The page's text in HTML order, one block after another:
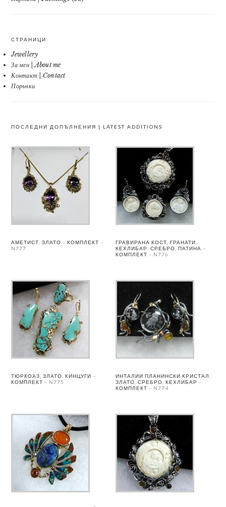
СТРАНИЦИ
Jewellery
За мен | About me
Контакт | Contact
Поръчки
ПОСЛЕДНИ ДОПЪЛНЕНИЯ | LATEST ADDITIONS
АМЕТИСТ, ЗЛАТО – КОМПЛЕКТ –
N777
ГРАВИРАНА КОСТ, ГРАНАТИ,
КЕХЛИБАР, СРЕБРО, ПАТИНА –
КОМПЛЕКТ – N776
ТЮРКОАЗ, ЗЛАТО, КИНЦУГИ –
КОМПЛЕКТ – N775
ИНТАЛИИ ПЛАНИНСКИ КРИСТАЛ,
ЗЛАТО, СРЕБРО, КЕХЛИБАР –
КОМПЛЕКТ – N774